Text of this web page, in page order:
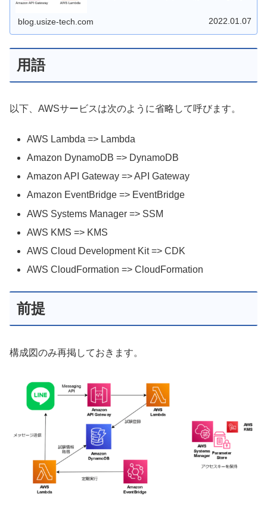
blog.usize-tech.com 2022.01.07
用語
以下、AWSサービスは次のように省略して呼びます。
AWS Lambda => Lambda
Amazon DynamoDB => DynamoDB
Amazon API Gateway => API Gateway
Amazon EventBridge => EventBridge
AWS Systems Manager => SSM
AWS KMS => KMS
AWS Cloud Development Kit => CDK
AWS CloudFormation => CloudFormation
前提
構成図のみ再掲しておきます。